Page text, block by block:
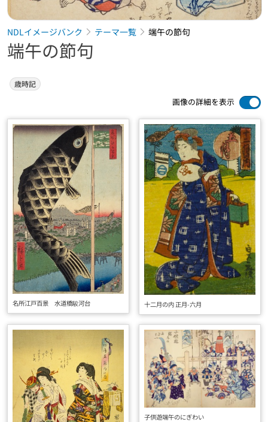
NDLイメージバンク テーマ一覧 端午の節句
端午の節句
歳時記
画像の詳細を表示
名所江戸百景 水道橋駿河台 十二月の内 正月-六月
子供遊端午のにぎわい